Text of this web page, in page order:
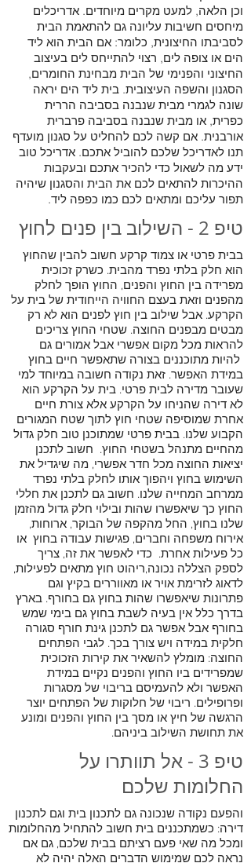
בבית פרטי או צמוד קרקע חשוב להבין שהחוץ
הוא חלק בלתי נפרד מהבית. כשרק זכוכית
מפרידה בין החוץ והפנים, החוץ הופך לחלק
מהפנים וזאת בעצם החוויה הייחודית של בית על
הקרקע. אבל שילוב בין חוץ לפנים הוא לא רק
מבטים מבפנים החוצה. שטחי החוץ צריכים
להראות מכל מקום אפשרי אבל אמורים גם
להיות מתוכננים בצורה שתאפשר חיים בחוץ
במידת האפשר. זאת נקודה חשובה במיוחד למי
שעובר מדירה לבית פרטי. בית על הקרקע הוא
לא דירה שהניחו על הקרקע אלא צורת חיים
אחרת שמוסיפה שטחי חוץ לתוך שטח המגורים
הקבוע שלנו. בבית פרטי שמתוכנן טוב חלק גדול
מהחיים מתנהל בשטחי החוץ. חשוב לתכנן
יציאות החוצה מכל חדר אפשרי, מה שיגדיל את
השימוש בחוץ ויהפוך אותו לחלק בלתי נפרד
ממרחב המחייה שלנו. חשוב גם לתכנן את חללי
החוץ כך שיאפשרו שהות ובילוי חלק גדול מהזמן
שלנו בחוץ, החל מהקפה של הבוקר, ארוחות,
אירוח משפחה וחברים, פגישות עבודה בחוץ או
כל פעילות אחרת. כדי לאפשר את זה, צריך
לספק הצללה נכונה,ריהוט חוץ מתאים לפעילות,
לדאוג לזרימת אויר או מאווררים בקיץ וגם
פתרונות שיאפשרו שהות בחוץ גם בחורף. בארץ
בדרך כלל אין בעיה לשבת בחוץ גם בימי שמש
בחורף אבל אפשר גם לתכנן גינת חורף סגורה
חלקית במידה ויש צורך בכך. לגבי הפתחים
החוצה: מומלץ להשאיר את קירות הזכוכית
שמפרידים ביו החוץ והפנים נקיים במידת
האפשר ולא להעמיסם בריבוי של מסגרות
ופרופילים. ריבוי של חלוקות של הפתחים יוצר
הרגשה של חיץ או מסך בין החוץ והפנים ומונע
את תחושת השילוב ביניהם.
טיפ 2 - השילוב בין פנים לחוץ
טיפ 3 - אל תוותרו על
החלומות שלכם
והפעם נקודה שנכונה גם לתכנון בית וגם לתכנון
דירה: כשמתכננים בית חשוב להתחיל מהחלומות
ומכל מה שאי פעם רציתם בבית שלכם, גם אם
נראה לכם שמימוש הדברים האלה יהיה לא
וכן הלאה, למעט מקרים מיוחדים. אדריכלים
מיחסים חשיבות עליונה גם להתאמת הבית
לסביבתו החיצונית, כלומר: אם הבית הוא ליד
הים או צופה לים, רצוי להתייחס לים בעיצוב
החיצוני והפנימי של הבית מבחינת החומרים,
הסגנון והשפה העיצובית. בית ליד הים יראה
שונה לגמרי מבית שנבנה בסביבה הררית
כפרית, או מבית שנבנה בסביבה פרברית
אורבנית. אם קשה לכם להחליט על סגנון מועדף
תנו לאדריכל שלכם להוביל אתכם. אדריכל טוב
ידע מה לשאול כדי להכיר אתכם ובעקבות
ההיכרות להתאים לכם את הבית והסגנון שיהיה
תפור עליכם ומתאים לכם כמו כפפה ליד.